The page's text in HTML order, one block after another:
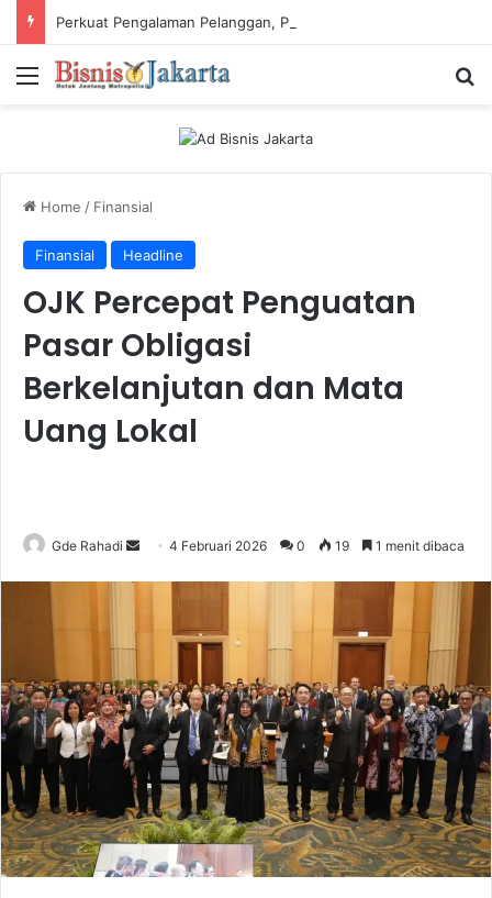
Menu
Home / Finansial
Finansial Headline
OJK Percepat Penguatan
Pasar Obligasi
Berkelanjutan dan Mata
Uang Lokal
Gde Rahadi
n
e
m
a
l
4 Februari 2026 0 19 1 menit dibaca